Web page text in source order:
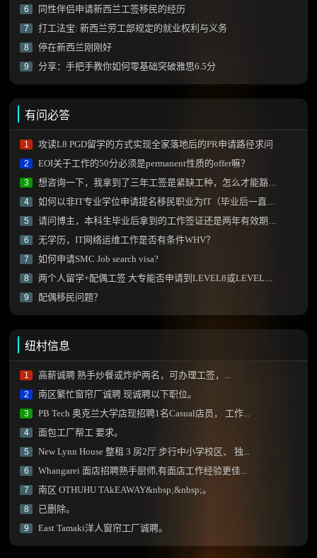
6 同性伴侣申请新西兰工签移民的经历
7 打工法宝: 新西兰劳工部规定的就业权利与义务
8 停在新西兰刚刚好
9 分享：手把手教你如何零基础突破雅思6.5分
有问必答
1 攻读L8 PGD留学的方式实现全家落地后的PR申请路径求问
2 EOI关于工作的50分必须是permanent性质的offer嘛？
3 想咨询一下，我拿到了三年工签是紧缺工种，怎么才能豁免雅思拿到绿卡？
4 如何以非IT专业学位申请提名移民职业为IT（毕业后一直从事IT专业）？
5 请问博主，本科生毕业后拿到的工作签证还是两年有效期的那种吗？
6 无学历，IT网络运维工作是否有条件WHV？
7 如何申请SMC Job search visa?
8 两个人留学+配偶工签 大专能否申请到LEVEL8或LEVEL9的课程？
9 配偶移民问题？
纽村信息
1 高薪诚聘 熟手炒餐或炸炉两名，可办理工签，...
2 南区繁忙窗帘厂诚聘 现诚聘以下职位。
3 PB Tech 奥克兰大学店现招聘1名Casual店员， 工作...
4 面包工厂帮工 要求。
5 New Lynn House 整租 3 房2厅 步行中小学校区、 独...
6 Whangarei 面店招聘熟手厨师,有面店工作经验更佳...
7 南区 OTHUHU TAkEAWAY&nbsp;&nbsp;。
8 已删除。
9 East Tamaki洋人窗帘工厂诚聘。